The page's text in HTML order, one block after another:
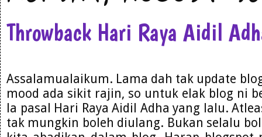
Throwback Hari Raya Aidil
Assalamualaikum. Lama dah tak update
mood ada sikit rajin, so untuk elak blog ni
la pasal Hari Raya Aidil Adha yang lalu.
tak mungkin boleh diulang. Bukan selalu